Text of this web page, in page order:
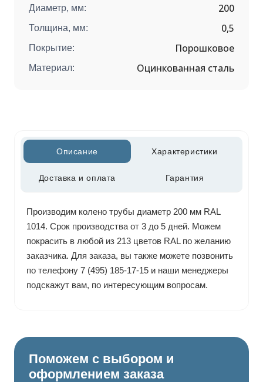
Диаметр, мм: 200
Толщина, мм: 0,5
Покрытие: Порошковое
Материал: Оцинкованная сталь
Описание Характеристики
Доставка и оплата Гарантия
Производим колено трубы диаметр 200 мм RAL
1014. Срок производства от 3 до 5 дней. Можем
покрасить в любой из 213 цветов RAL по желанию
заказчика. Для заказа, вы также можете позвонить
по телефону 7 (495) 185-17-15 и наши менеджеры
подскажут вам, по интересующим вопросам.
Поможем с выбором и
оформлением заказа